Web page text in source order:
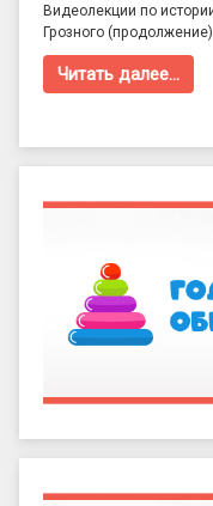
Видеолекции по
Грозного
Читать далее…